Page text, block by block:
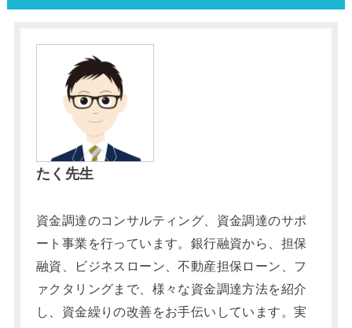
たく先生
資金調達のコンサルティング、資金調達のサポ
ート事業を行っています。銀行融資から、担保
融資、ビジネスローン、不動産担保ローン、フ
ァクタリングまで、様々な資金調達方法を紹介
し、資金繰りの改善をお手伝いしています。実